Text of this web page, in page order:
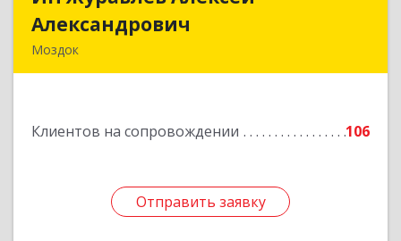
Александрович
Моздок
Клиентов на сопровождении 106
Отправить заявку
Подробнее
Отправить заявку